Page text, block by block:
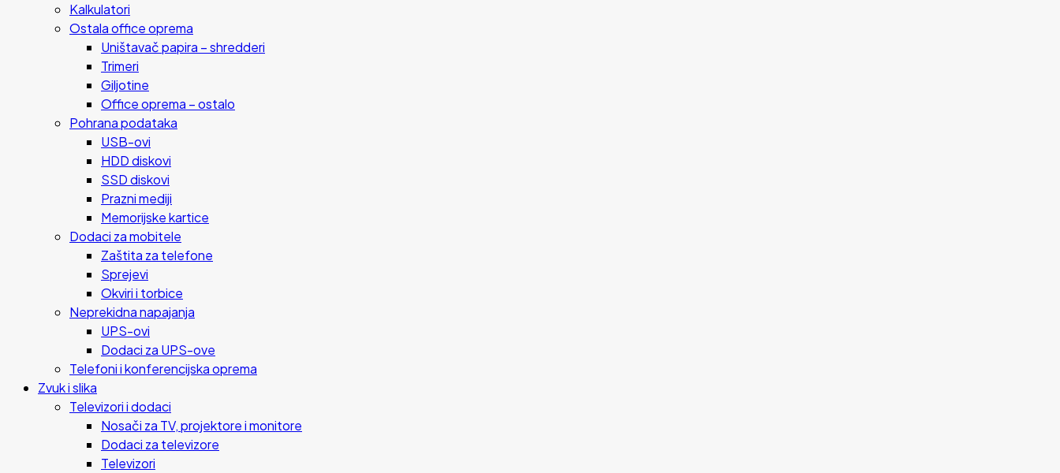
Kalkulatori
Ostala office oprema
Uništavač papira – shredderi
Trimeri
Giljotine
Office oprema – ostalo
Pohrana podataka
USB-ovi
HDD diskovi
SSD diskovi
Prazni mediji
Memorijske kartice
Dodaci za mobitele
Zaštita za telefone
Sprejevi
Okviri i torbice
Neprekidna napajanja
UPS-ovi
Dodaci za UPS-ove
Telefoni i konferencijska oprema
Zvuk i slika
Televizori i dodaci
Nosači za TV, projektore i monitore
Dodaci za televizore
Televizori